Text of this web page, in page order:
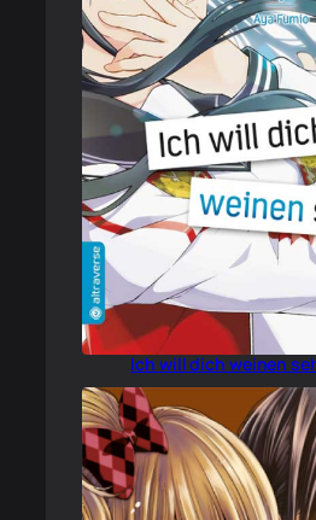
Ich will dich weinen